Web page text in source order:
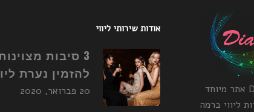
ברוכים הבאים לאתר Diamond Club אתר מיוחד
ליווי ברמה
אודות שירותי ליווי
3 סיבות
להזמין נערת
20 פברואר, 2020